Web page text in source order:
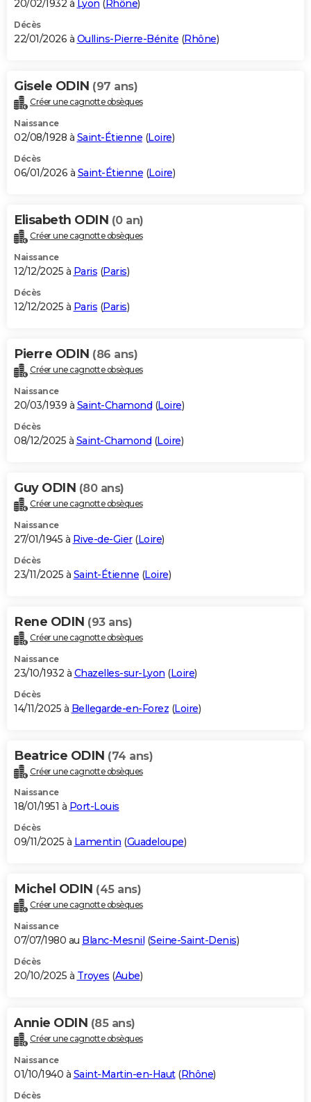
20/02/1932 à Lyon ( Rhône)
Décès
22/01/2026 à Oullins-Pierre-Bénite (Rhône)
Gisele ODIN (97 ans)
Créer une cagnotte obsèques
Naissance
02/08/1928 à Saint-Étienne (Loire)
Décès
06/01/2026 à Saint-Étienne (Loire)
Elisabeth ODIN (0 an)
Créer une cagnotte obsèques
Naissance
12/12/2025 à Paris (Paris)
Décès
12/12/2025 à Paris (Paris)
Pierre ODIN (86 ans)
Créer une cagnotte obsèques
Naissance
20/03/1939 à Saint-Chamond (Loire)
Décès
08/12/2025 à Saint-Chamond (Loire)
Guy ODIN (80 ans)
Créer une cagnotte obsèques
Naissance
27/01/1945 à Rive-de-Gier(Loire)
Décès
23/11/2025 à Saint-Étienne (Loire)
Rene ODIN (93 ans)
Créer une cagnotte obsèques
Naissance
23/10/1932 à Chazelles-sur-Lyon (Loire)
Décès
14/11/2025 à Bellegarde-en-Forez (Loire)
Beatrice ODIN (74 ans)
Créer une cagnotte obsèques
Naissance
18/01/1951 à Port-Louis
Décès
09/11/2025 à Lamentin (Guadeloupe)
Michel ODIN (45 ans)
Créer une cagnotte obsèques
Naissance
07/07/1980 au Blanc-Mesnil (Seine-Saint-Denis)
Décès
20/10/2025 à Troyes (Aube)
Annie ODIN (85 ans)
Créer une cagnotte obsèques
Naissance
01/10/1940 à Saint-Martin-en-Haut(Rhône)
Décès